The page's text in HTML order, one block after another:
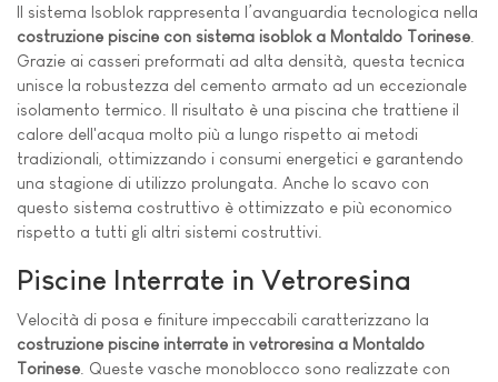
Il sistema Isoblok rappresenta l’avanguardia tecnologica nella
costruzione piscine con sistema isoblok a Montaldo Torinese
Grazie ai casseri preformati ad alta densità, questa tecnica
unisce la robustezza del cemento armato ad un eccezionale
isolamento termico. Il risultato è una piscina che trattiene il
calore dell'acqua molto più a lungo rispetto ai metodi
tradizionali, ottimizzando i consumi energetici e garantendo
una stagione di utilizzo prolungata. Anche lo scavo con
questo sistema costruttivo è ottimizzato e più economico
rispetto a tutti gli altri sistemi costruttivi.
Piscine Interrate in Vetroresina
Velocità di posa e finiture impeccabili caratterizzano la
costruzione piscine interrate in vetroresina a Montaldo
Torinese. Queste vasche monoblocco sono realizzate con